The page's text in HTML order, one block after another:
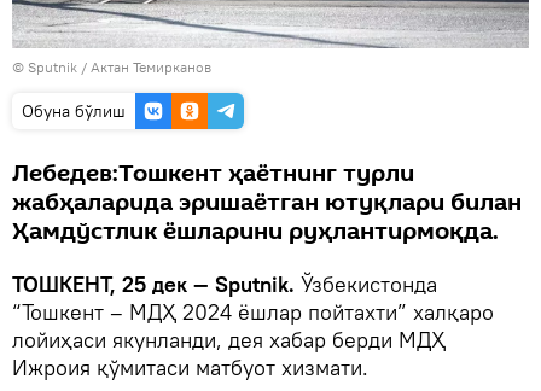
© Sputnik / Актан Темирканов
Oбуна бўлиш
Лебедев:Тошкент ҳаётнинг турли
жабҳаларида эришаётган ютуқлари билан
Ҳамдўстлик ёшларини руҳлантирмоқда.
TOШКЕНТ, 25 дек — Sputnik. Ўзбекистонда
“Тошкент – МДҲ 2024 ёшлар пойтахти” халқаро
лойиҳаси якунланди, дея хабар берди МДҲ
Ижроия қўмитаси матбуот хизмати.